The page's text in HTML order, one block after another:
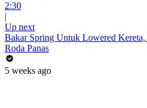
2:30
|
Up next
Bakar Spring Untuk Lowered Kereta,
Roda Panas
5 weeks ago